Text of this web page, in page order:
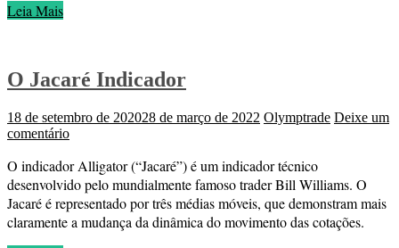
Leia Mais
O Jacaré Indicador
18 de setembro de 202028 de março de 2022 Olymptrade Deixe um
comentário
O indicador Alligator (“Jacaré”) é um indicador técnico
desenvolvido pelo mundialmente famoso trader Bill Williams. O
Jacaré é representado por três médias móveis, que demonstram mais
claramente a mudança da dinâmica do movimento das cotações.